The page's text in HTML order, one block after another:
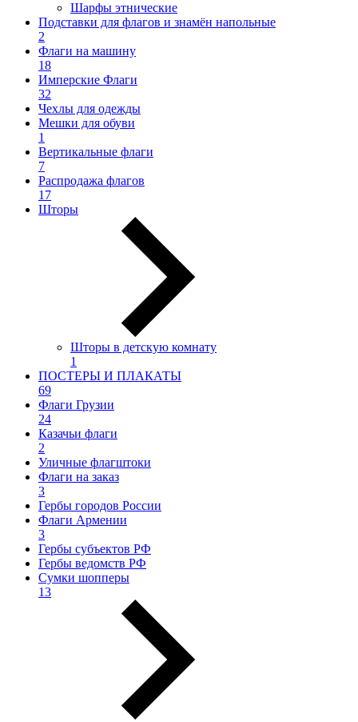
Шарфы этнические
Подставки для флагов и знамён напольные
2
Флаги на машину
18
Имперские Флаги
32
Чехлы для одежды
Мешки для обуви
1
Вертикальные флаги
7
Распродажа флагов
17
Шторы
Шторы в детскую комнату
1
ПОСТЕРЫ И ПЛАКАТЫ
69
Флаги Грузии
24
Казачьи флаги
2
Уличные флагштоки
Флаги на заказ
3
Гербы городов России
Флаги Армении
3
Гербы субъектов РФ
Гербы ведомств РФ
Сумки шопперы
13